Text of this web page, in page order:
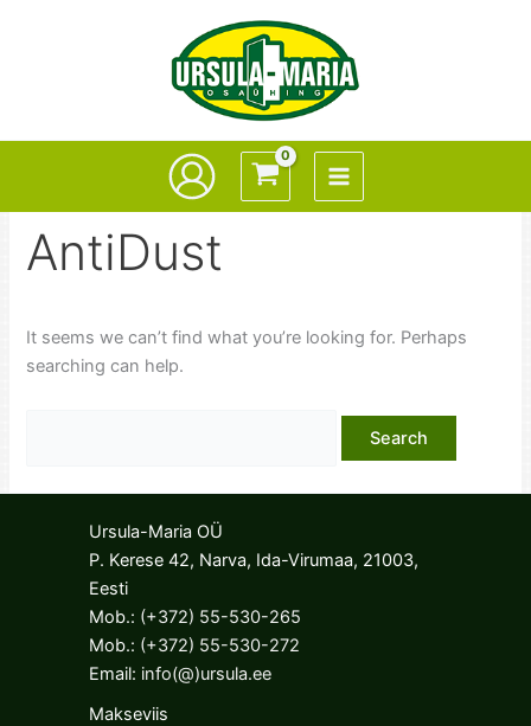
AntiDust
It seems we can’t find what you’re looking for. Perhaps
searching can help.
Ursula-Maria OÜ
P. Kerese 42, Narva, Ida-Virumaa, 21003,
Eesti
Mob.: (+372) 55-530-265
Mob.: (+372) 55-530-272
Email: info(@)ursula.ee
Makseviis